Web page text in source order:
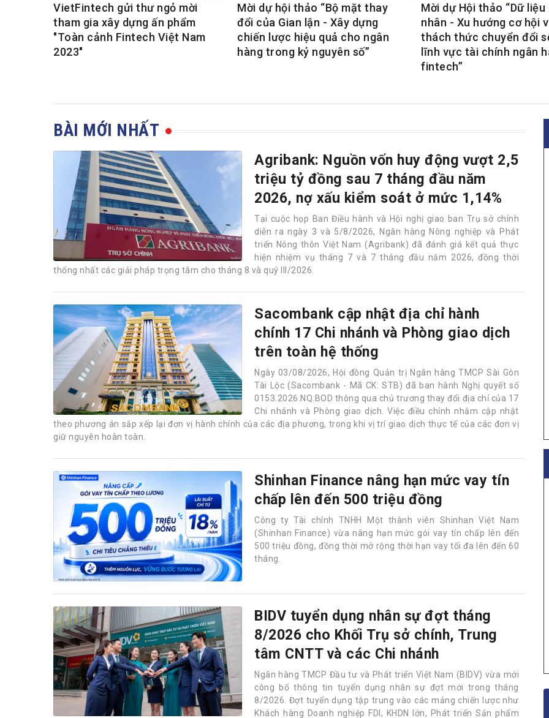
VietFintech gửi thư ngỏ mời
tham gia xây dựng ấn phẩm
"Toàn cảnh Fintech Việt Nam
2023"
Mời dự hội thảo “Bộ mặt thay
đổi của Gian lận - Xây dựng
chiến lược hiệu quả cho ngân
hàng trong kỷ nguyên số”
Mời dự Hội thảo “Dữ liệu
nhân - Xu hướng cơ hội
thách thức chuyển đổi
lĩnh vực tài chính ngân
fintech”
BÀI MỚI NHẤT
Agribank: Nguồn vốn huy động vượt 2,5
triệu tỷ đồng sau 7 tháng đầu năm
2026, nợ xấu kiểm soát ở mức 1,14%
Tại cuộc họp Ban Điều hành và Hội nghị giao ban Trụ sở chính
diễn ra ngày 3 và 5/8/2026, Ngân hàng Nông nghiệp và Phát
triển Nông thôn Việt Nam (Agribank) đã đánh giá kết quả thực
hiện nhiệm vụ tháng 7 và 7 tháng đầu năm 2026, đồng thời
thống nhất các giải pháp trọng tâm cho tháng 8 và quý III/2026.
Sacombank cập nhật địa chỉ hành
chính 17 Chi nhánh và Phòng giao dịch
trên toàn hệ thống
Ngày 03/08/2026, Hội đồng Quản trị Ngân hàng TMCP Sài Gòn
Tài Lộc (Sacombank - Mã CK: STB) đã ban hành Nghị quyết số
0153.2026.NQ.BOD thông qua chủ trương thay đổi địa chỉ của 17
Chi nhánh và Phòng giao dịch. Việc điều chỉnh nhằm cập nhật
theo phương án sắp xếp lại đơn vị hành chính của các địa phương, trong khi vị trí giao dịch thực tế của các đơn vị
giữ nguyên hoàn toàn.
Shinhan Finance nâng hạn mức vay tín
chấp lên đến 500 triệu đồng
Công ty Tài chính TNHH Một thành viên Shinhan Việt Nam
(Shinhan Finance) vừa nâng hạn mức gói vay tín chấp lên đến
500 triệu đồng, đồng thời mở rộng thời hạn vay tối đa lên đến 60
tháng.
BIDV tuyển dụng nhân sự đợt tháng
8/2026 cho Khối Trụ sở chính, Trung
tâm CNTT và các Chi nhánh
Ngân hàng TMCP Đầu tư và Phát triển Việt Nam (BIDV) vừa mới
công bố thông tin tuyển dụng nhân sự đợt mới trong tháng
8/2026. Đợt tuyển dụng tập trung vào các mảng chiến lược như
Khách hàng Doanh nghiệp FDI, KHDN lớn, Phát triển Sản phẩm